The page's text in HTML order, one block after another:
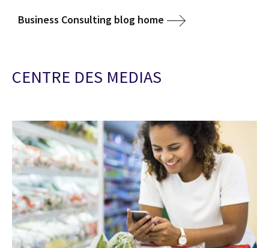
Business Consulting blog home
CENTRE DES MEDIAS